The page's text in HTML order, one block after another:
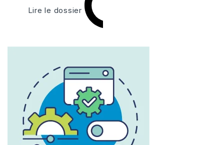
Lire le dossier